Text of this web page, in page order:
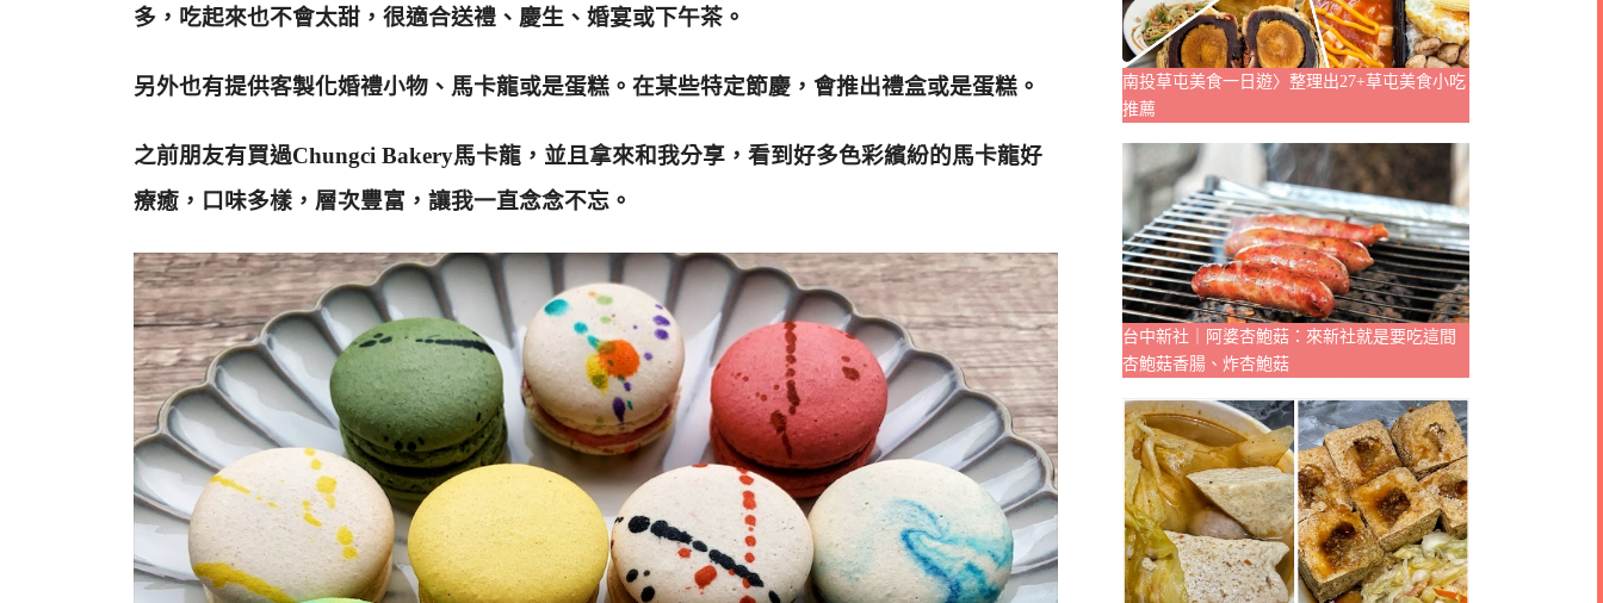
多，吃起來也不會太甜，很適合送禮、慶生、婚宴或下午茶。
另外也有提供客製化婚禮小物、馬卡龍或是蛋糕 。在某些特定節慶，會推出禮盒或是蛋糕。
之前朋友有買過Chungci Bakery馬卡龍，並且拿來和我分享，看到好多色彩繽紛的馬卡龍好
療癒，口味多樣，層次豐富，讓我一直念念不忘。
南投草屯美食一日遊〉整理出27+草屯美食小吃
推薦
台中新社｜阿婆杏鮑菇：來新社就是要吃這間
杏鮑菇香腸、炸杏鮑菇